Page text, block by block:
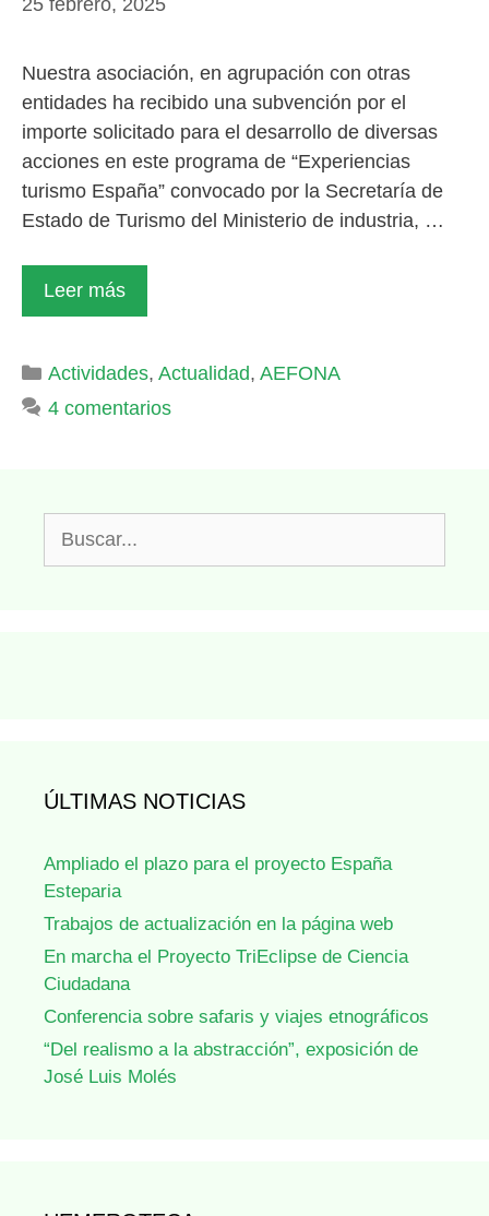
Nuestra asociación, en agrupación con otras
entidades ha recibido una subvención por el
importe solicitado para el desarrollo de diversas
acciones en este programa de “Experiencias
turismo España” convocado por la Secretaría de
Estado de Turismo del Ministerio de industria, …
Leer más
Categorías
Actividades, Actualidad, AEFONA
4 comentarios
ÚLTIMAS NOTICIAS
Ampliado el plazo para el proyecto España
Esteparia
Trabajos de actualización en la página web
En marcha el Proyecto TriEclipse de Ciencia
Ciudadana
Conferencia sobre safaris y viajes etnográficos
“Del realismo a la abstracción”, exposición de
José Luis Molés